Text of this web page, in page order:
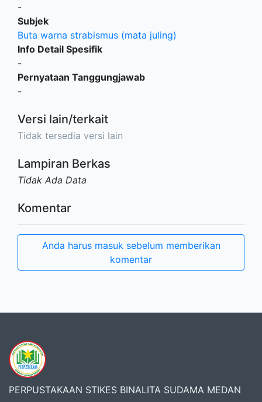
-
Subjek
Buta warna strabismus (mata juling)
Info Detail Spesifik
-
Pernyataan Tanggungjawab
-
Versi lain/terkait
Tidak tersedia versi lain
Lampiran Berkas
Tidak Ada Data
Komentar
Anda harus masuk sebelum memberikan
komentar
PERPUSTAKAAN STIKES BINALITA SUDAMA MEDAN